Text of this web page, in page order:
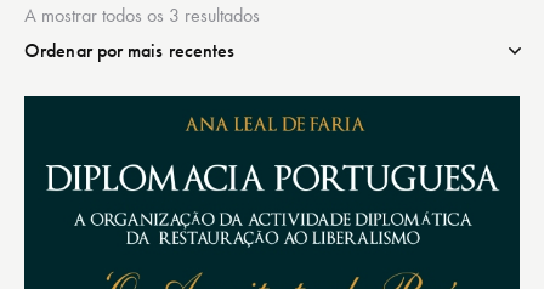
A mostrar todos os 3 resultados